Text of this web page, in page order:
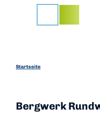
Startseite
Bergwerk